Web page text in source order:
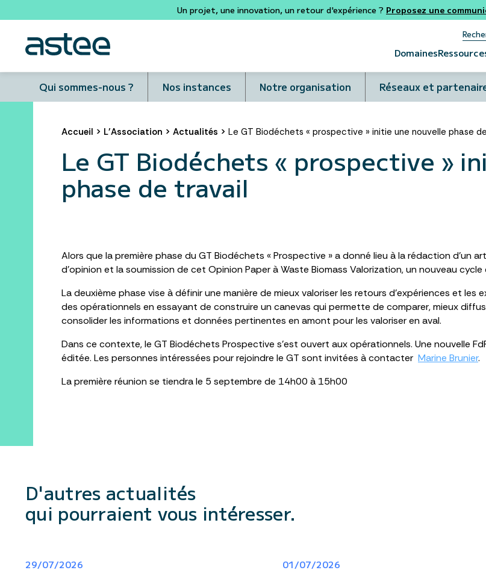
Un projet, une innovation, un retour d'expérience ? Proposez une
Domaines
Qui sommes-nous ? Nos instances Notre organisation Réseaux et
Accueil > L’Association > Actualités > Le GT Biodéchets « prospective » initie une nouvelle phase
Le GT Biodéchets « prospective »
phase de travail
Alors que la première phase du GT Biodéchets « Prospective » a donné lieu à la rédaction d’un
d’opinion et la soumission de cet Opinion Paper à Waste Biomass Valorization, un nouveau cycle
La deuxième phase vise à définir une manière de mieux valoriser les retours d’expériences et les
des opérationnels en essayant de construire un canevas qui permette de comparer, mieux
consolider les informations et données pertinentes en amont pour les valoriser en aval.
Dans ce contexte, le GT Biodéchets Prospective s’est ouvert aux opérationnels. Une nouvelle
éditée. Les personnes intéressées pour rejoindre le GT sont invitées à contacter Marine Brunier.
La première réunion se tiendra le 5 septembre de 14h00 à 15h00
D'autres actualités
qui pourraient vous intéresser.
29/07/2026 01/07/2026